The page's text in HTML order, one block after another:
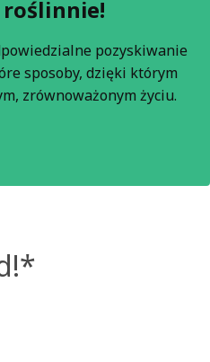
roślinnie!
pozyskiwanie
sposoby, dzięki którym
zrównoważonym życiu.